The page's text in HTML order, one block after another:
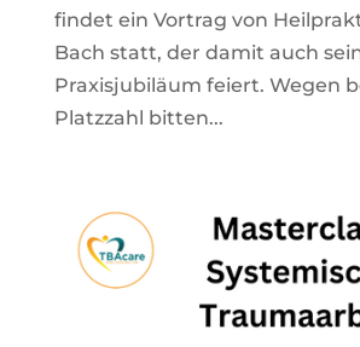
findet ein Vortrag von
Bach statt, der damit auch
Praxisjubiläum feiert. Wegen
Platzzahl bitten...